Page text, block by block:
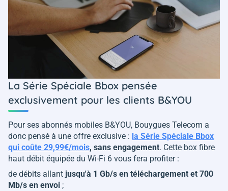
La Série Spéciale Bbox pensée
exclusivement pour les clients B&YOU
Pour ses abonnés mobiles B&YOU, Bouygues Telecom a
donc pensé à une offre exclusive : la Série Spéciale Bbox
qui coûte 29,99€/mois, sans engagement. Cette box fibre
haut débit équipée du Wi-Fi 6 vous fera profiter :
de débits allant jusqu'à 1 Gb/s en téléchargement et 700
Mb/s en envoi ;